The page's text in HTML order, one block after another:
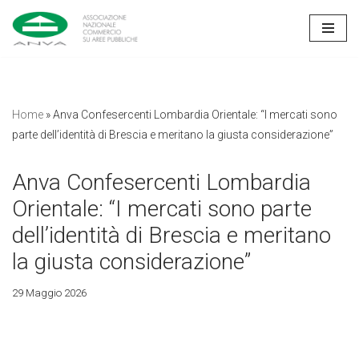
Vai
Home »Anva Confesercenti Lombardia Orientale: “I mercati sono
parte dell’identità di Brescia e meritano la giusta considerazione”
Anva Confesercenti Lombardia
Orientale: “I mercati sono parte
dell’identità di Brescia e meritano
la giusta considerazione”
29 Maggio 2026